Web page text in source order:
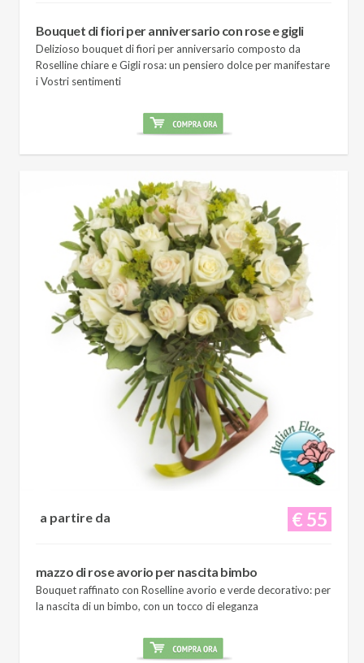
Bouquet di fiori per anniversario con rose e gigli
Delizioso bouquet di fiori per anniversario composto da
Roselline chiare e Gigli rosa: un pensiero dolce per manifestare
i Vostri sentimenti
€ 55
a partire da
mazzo di rose avorio per nascita bimbo
Bouquet raffinato con Roselline avorio e verde decorativo: per
la nascita di un bimbo, con un tocco di eleganza